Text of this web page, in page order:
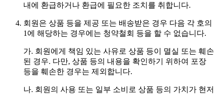
내에 환급하거나 환급에 필요한 조치를 취합니다.
회원은 상품 등을 제공 또는 배송받은 경우 다음 각 호의
1에 해당하는 경우에는 청약철회 등을 할 수 없습니다.
가. 회원에게 책임 있는 사유로 상품 등이 멸실 또는 훼손
된 경우. 다만, 상품 등의 내용을 확인하기 위하여 포장
등을 훼손한 경우는 제외합니다.
나. 회원의 사용 또는 일부 소비로 상품 등의 가치가 현저